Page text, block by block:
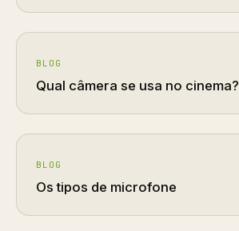
BLOG
Qual câmera se usa no cinema?
BLOG
Os tipos de microfone